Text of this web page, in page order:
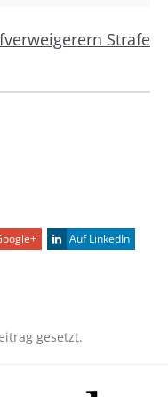
Strafe
Auf LinkedIn
gesetzt.